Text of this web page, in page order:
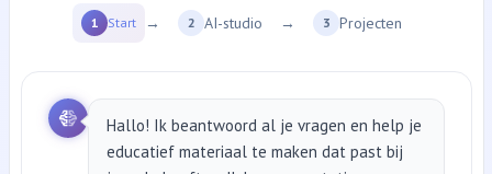
1 Start → 2 AI-studio → 3 Projecten
Hallo! Ik beantwoord al je vragen en help je
educatief materiaal te maken dat past bij